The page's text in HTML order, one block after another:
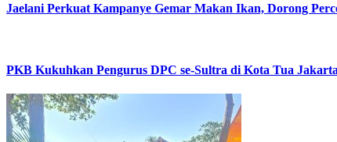
Jaelani Perkuat Kampanye Gemar Makan Ikan, Dorong
PKB Kukuhkan Pengurus DPC se-Sultra di Kota Tua